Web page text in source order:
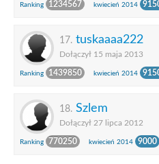
Ranking 1234567 kwiecień 2014
17. tuskaaaa222
Dołączył 15 maja 2013
Ranking 1439850 kwiecień 2014
18. Szlem
Dołączył 27 lipca 2012
Ranking 770250 kwiecień 2014 9000